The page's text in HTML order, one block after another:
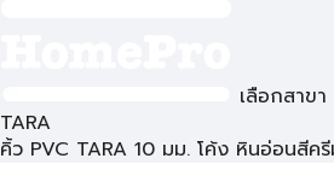
เลือกสาขา
TARA
คิ้ว PVC TARA 10 มม. โค้ง หินอ่อนสีค